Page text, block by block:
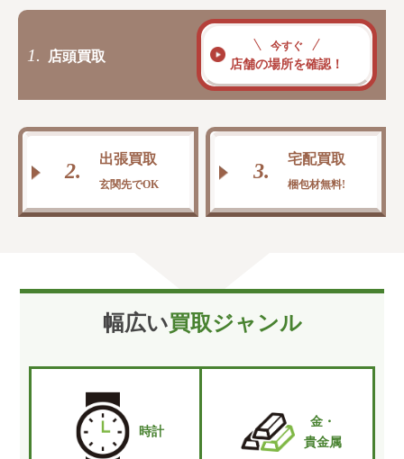
1. 店頭買取
今すぐ
店舗の場所を確認！
2.
出張買取
玄関先でOK
3.
宅配買取
梱包材無料!
幅広い買取ジャンル
時計
金・
貴金属